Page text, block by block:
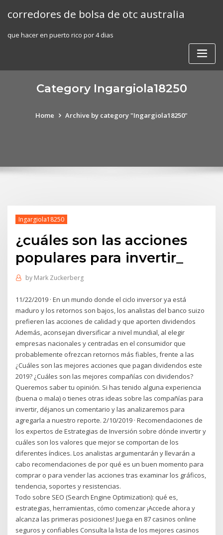
corredores de bolsa de otc australia
que hacer en puerto rico por 4 dias
Category Ingargiola18250
Home Archive by category "Ingargiola18250"
Ingargiola18250
¿cuáles son las acciones
populares para invertir_
by Mark Zuckerberg
11/22/2019 · En un mundo donde el ciclo inversor ya está
maduro y los retornos son bajos, los analistas del banco suizo
prefieren las acciones de calidad y que aporten dividendos
Además, aconsejan diversificar a nivel mundial, al elegir
empresas nacionales y centradas en el consumidor que
probablemente ofrezcan retornos más fiables, frente a las
¿Cuáles son las mejores acciones que pagan dividendos este
2019? ¿Cuáles son las mejores compañías con dividendos?
Queremos saber tu opinión. Si has tenido alguna experiencia
(buena o mala) o tienes otras ideas sobre las compañías para
invertir, déjanos un comentario y las analizaremos para
agregarla a nuestro reporte. 2/10/2019 · Recomendaciones de
los expertos de Estrategias de Inversión sobre dónde invertir y
cuáles son los valores que mejor se comportan de los
diferentes índices. Los analistas argumentarán y llevarán a
cabo recomendaciones de por qué es un buen momento para
comprar o para vender las acciones tras examinar los gráficos,
tendencia, soportes y resistencias.
Todo sobre SEO (Search Engine Optimization): qué es,
estrategias, herramientas, cómo comenzar ¡Accede ahora y
alcanza las primeras posiciones! Juega en 87 casinos online
seguros y confiables Consulta la lista de los mejores casinos